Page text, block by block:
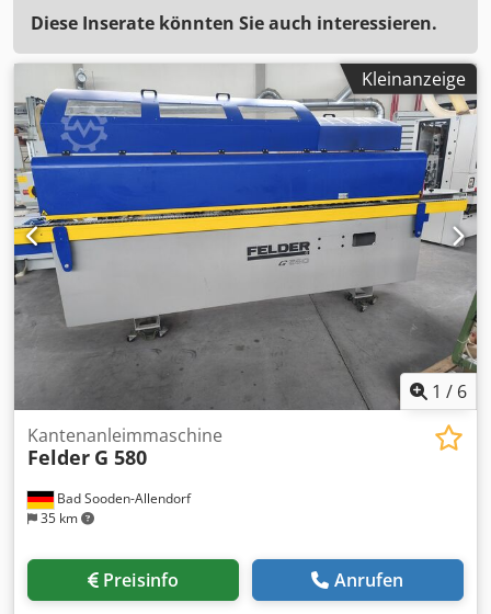
Diese Inserate könnten Sie auch interessieren.
Kleinanzeige
1 / 6
Bad Sooden-Allendorf
35 km
Kantenanleimmaschine
Felder G 580
Preisinfo Anrufen